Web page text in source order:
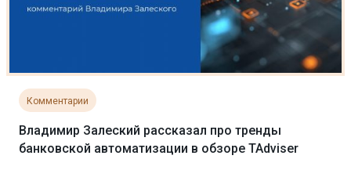
Комментарии
Владимир Залеский рассказал про тренды
банковской автоматизации в обзоре TAdviser